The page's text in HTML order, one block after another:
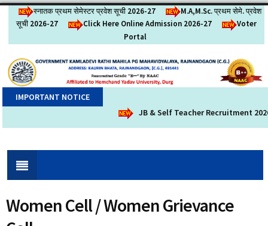
स्नातक प्रथम सेमेस्टर प्रवेश सूची 2026-27
M.A,M.Sc. प्रथम सेमे. प्रवेश
सूची 2026-27
Click Here Online Admission 2026-27
Voter
Portal
IMPORTANT NOTICE
JB & Self Teacher Recruitment 2026-27
Women Cell / Women Grievance